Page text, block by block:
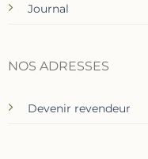
Journal
NOS ADRESSES
Devenir revendeur